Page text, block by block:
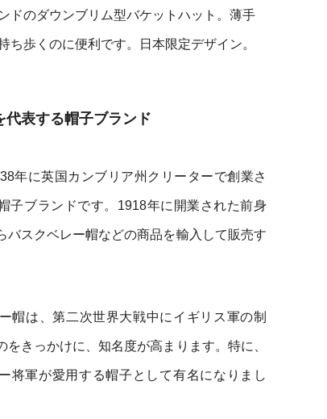
ドのダウンブリム型バケットハット。薄手
歩くのに便利です。日本限定デザイン。
代表する帽子ブランド
年に英国カンブリア州クリーターで創業さ
子ブランドです。1918年に開業された前身
バスクベレー帽などの商品を輸入して販売す
帽は、第二次世界大戦中にイギリス軍の制
をきっかけに、知名度が高まります。特に、
将軍が愛用する帽子として有名になりまし